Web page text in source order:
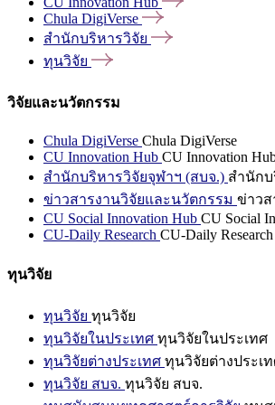
Chula DigiVerse
สำนักบริหารวิจัย
ทุนวิจัย
วิจัยและนวัตกรรม
Chula DigiVerse Chula DigiVerse
CU Innovation Hub CU Innovation
สำนักบริหารวิจัยจุฬาฯ (สบจ.) สำนักบ
ข่าวสารงานวิจัยและนวัตกรรม ข่าวส
CU Social Innovation Hub CU Social
CU-Daily Research CU-Daily Research
ทุนวิจัย
ทุนวิจัย ทุนวิจัย
ทุนวิจัยในประเทศ ทุนวิจัยในประเทศ
ทุนวิจัยต่างประเทศ ทุนวิจัยต่างประเ
ทุนวิจัย สบจ. ทุนวิจัย สบจ.